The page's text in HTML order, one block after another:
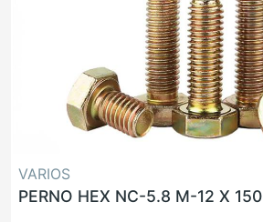
VARIOS
PERNO HEX NC-5.8 M-12 X 150